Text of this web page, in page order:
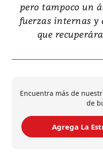
pero tampoco un
fuerzas internas y
que
Encuentra más de
de
Agrega La